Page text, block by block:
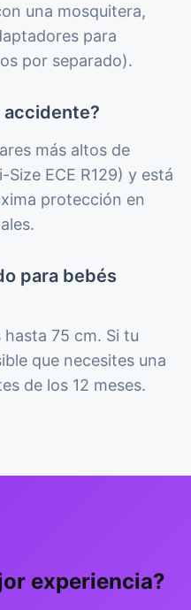
una mosquitera,
para
por separado).
accidente?
más altos de
ECE R129) y está
protección en
para bebés
75 cm. Si tu
que necesites una
de los 12 meses.
experiencia?